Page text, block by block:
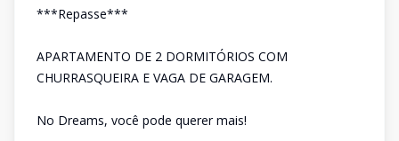
***Repasse***
APARTAMENTO DE 2 DORMITÓRIOS COM
CHURRASQUEIRA E VAGA DE GARAGEM.
No Dreams, você pode querer mais!